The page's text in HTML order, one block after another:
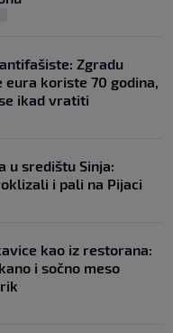
Zgradu
koriste 70 godina,
ikad vratiti
u središtu Sinja:
i pali na Pijaci
kao iz restorana:
i sočno meso